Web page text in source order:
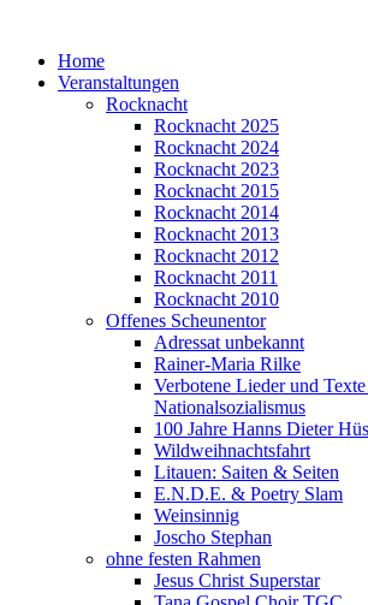
Home
Veranstaltungen
Rocknacht
Rocknacht 2025
Rocknacht 2024
Rocknacht 2023
Rocknacht 2015
Rocknacht 2014
Rocknacht 2013
Rocknacht 2012
Rocknacht 2011
Rocknacht 2010
Offenes Scheunentor
Adressat unbekannt
Rainer-Maria Rilke
Verbotene Lieder und
Nationalsozialismus
100 Jahre Hanns Dieter
Wildweihnachtsfahrt
Litauen: Saiten & Seiten
E.N.D.E. & Poetry Slam
Weinsinnig
Joscho Stephan
ohne festen Rahmen
Jesus Christ Superstar